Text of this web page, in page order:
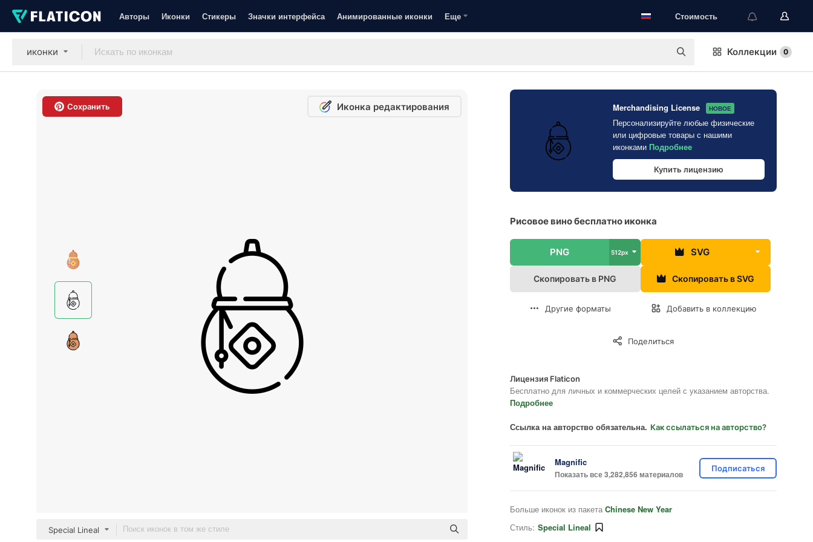
Авторы Иконки Стикеры Значки интерфейса Анимированные иконки Еще Стоимость
иконки Коллекции 0
Сохранить Иконка редактирования
Special Lineal
Merchandising License НОВОЕ
Персонализируйте любые физические
или цифровые товары с нашими
иконками Подробнее
Купить лицензию
Рисовое вино бесплатно иконка
PNG 512px SVG
Скопировать в PNG Скопировать в SVG
Другие форматы Добавить в коллекцию
Поделиться
Лицензия Flaticon
Бесплатно для личных и коммерческих целей с указанием авторства.
Подробнее
Ссылка на авторство обязательна. Как ссылаться на авторство?
Magnific
Показать все 3,282,856 материалов
Подписаться
Больше иконок из пакета Chinese New Year
Стиль: Special Lineal